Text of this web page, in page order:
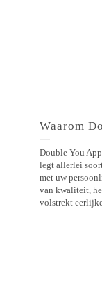
Waarom
Double You
legt allerlei
met uw
van kwaliteit,
volstrekt